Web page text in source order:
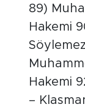
89)
Hakemi
Hakemi
–